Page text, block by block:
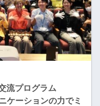
流プログラム
ケーションの力でミ